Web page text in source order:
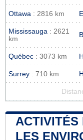
Ottawa : 2816 km
Mississauga : 2621
km
Québec : 3073 km
Surrey : 710 km
ACTIVITÉS
LES